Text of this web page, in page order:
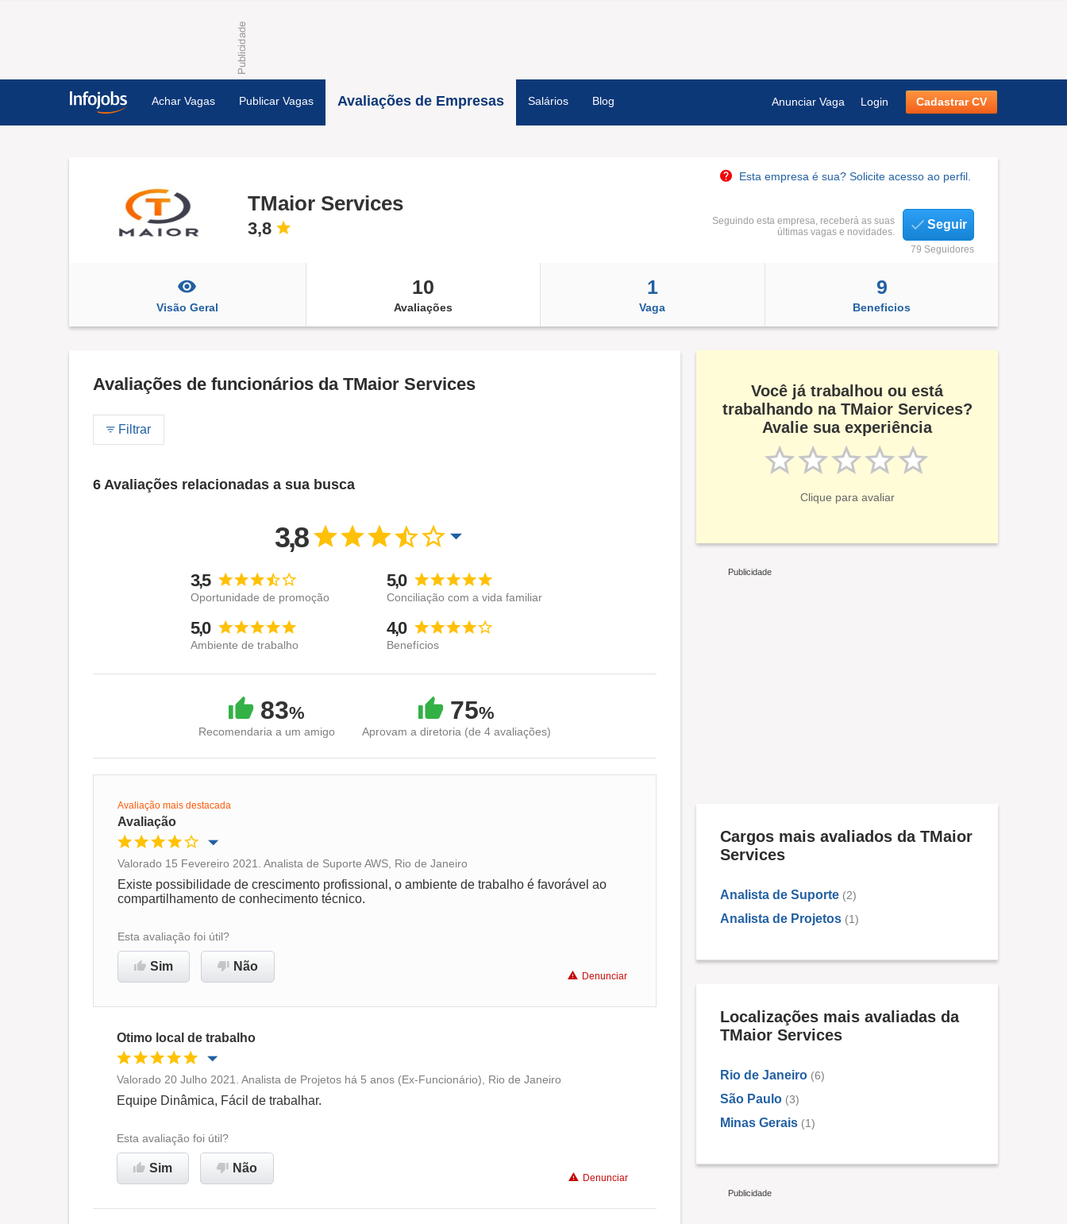
Achar Vagas Publicar Vagas Avaliações de Empresas Salários Blog Anunciar Vaga Login Cadastrar CV
Esta empresa é sua? Solicite acesso ao perfil.
TMaior Services
3,8
Seguindo esta empresa, receberá as suas
últimas vagas e novidades.
Seguir
79 Seguidores
Visão Geral
10
Avaliações
1
Vaga
9
Beneficios
Avaliações de funcionários da TMaior Services
Filtrar
6 Avaliações relacionadas a sua busca
3,8
3,5
Oportunidade de promoção
5,0
Conciliação com a vida familiar
5,0
Ambiente de trabalho
4,0
Benefícios
83%
Recomendaria a um amigo
75%
Aprovam a diretoria (de 4 avaliações)
Avaliação mais destacada
Avaliação
Oportunidade de promoção Conciliação com a vida familiar
Recomenda esta empresa
Valorado 15 Fevereiro 2021. Analista de Suporte AWS, Rio de Janeiro
Existe possibilidade de crescimento profissional, o ambiente de trabalho é favorável ao
compartilhamento de conhecimento técnico.
Esta avaliação foi útil?
Sim Não
Denunciar
Otimo local de trabalho
Oportunidade de promoção
Ambiente de trabalho
Recomenda esta empresa
Valorado 20 Julho 2021. Analista de Projetos há 5 anos (Ex-Funcionário), Rio de Janeiro
Equipe Dinâmica, Fácil de trabalhar.
Esta avaliação foi útil?
Sim Não
Denunciar
Você já trabalhou ou está
trabalhando na TMaior Services?
Avalie sua experiência
Clique para avaliar
Cargos mais avaliados da TMaior
Services
Analista de Suporte (2)
Analista de Projetos (1)
Localizações mais avaliadas da
TMaior Services
Rio de Janeiro (6)
São Paulo (3)
Minas Gerais (1)